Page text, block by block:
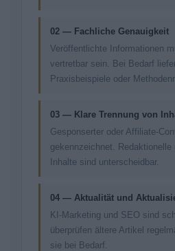
02 — Fachliche Genauigkeit
Veröffentlichte Informationen
vertretbar sein. Bei Bedarf
Praxisbeispiele oder
03 — Klare Trennung von
Gesponserter oder Affiliate-
gekennzeichnet. Redaktionelle
Inhalte sind unterscheidbar.
04 — Aktualität und
KI-Marketing und SEO sind
überprüfen ältere Artikel
sie bei Bedarf.